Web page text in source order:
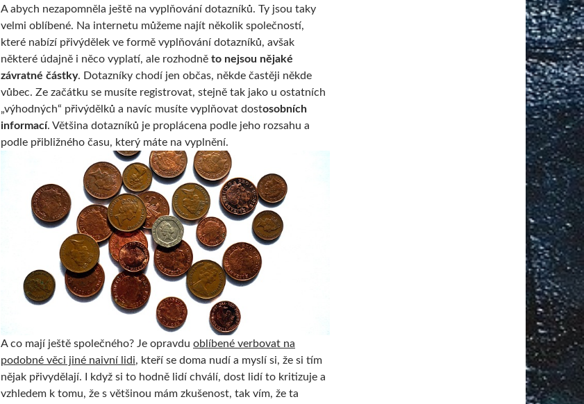
A abych nezapomněla ještě na vyplňování dotazníků. Ty jsou taky
velmi oblíbené. Na internetu můžeme najít několik společností,
které nabízí přivýdělek ve formě vyplňování dotazníků, avšak
některé údajně i něco vyplatí, ale rozhodně to nejsou nějaké
závratné částky. Dotazníky chodí jen občas, někde častěji někde
vůbec. Ze začátku se musíte registrovat, stejně tak jako u ostatních
„výhodných“ přivýdělků a navíc musíte vyplňovat dostosobních
informací. Většina dotazníků je proplácena podle jeho rozsahu a
podle přibližného času, který máte na vyplnění.
A co mají ještě společného? Je opravdu oblíbené verbovat na
podobné věci jiné naivní lidi, kteří se doma nudí a myslí si, že si tím
nějak přivydělají. I když si to hodně lidí chválí, dost lidí to kritizuje a
vzhledem k tomu, že s většinou mám zkušenost, tak vím, že ta